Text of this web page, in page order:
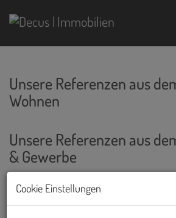
Unsere Referenzen aus
Wohnen
Unsere Referenzen aus
& Gewerbe
3 4 5
Cookie Einstellungen